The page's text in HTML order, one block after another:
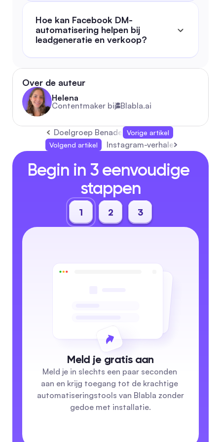
Hoe kan Facebook DM-
automatisering helpen bij
leadgeneratie en verkoop?
Over de auteur
Helena
Contentmaker bij Blabla.ai
Doelgroep Benaderen: Het Complete 2026
Vorige artikel
Volgend artikel
Instagram-verhalen: De
Begin in 3 eenvoudige
stappen
1 2 3
Meld je gratis aan
Meld je in slechts een paar seconden
aan en krijg toegang tot de krachtige
automatiseringstools van Blabla zonder
gedoe met installatie.